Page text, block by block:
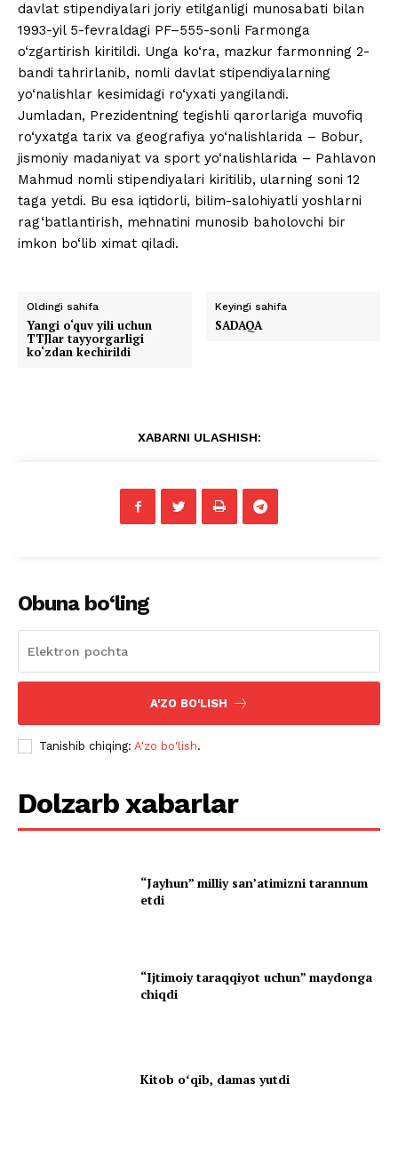
davlat stipendiyalari joriy etilganligi munosabati bilan
1993-yil 5-fevraldagi PF–555-sonli Farmonga
o‘zgartirish kiritildi. Unga ko‘ra, mazkur farmonning 2-
bandi tahrirlanib, nomli davlat stipendiyalarning
yo‘nalishlar kesimidagi ro‘yxati yangilandi.
Jumladan, Prezidentning tegishli qarorlariga muvofiq
ro‘yxatga tarix va geografiya yo‘nalishlarida – Bobur,
jismoniy madaniyat va sport yo‘nalishlarida – Pahlavon
Mahmud nomli stipendiyalari kiritilib, ularning soni 12
taga yetdi. Bu esa iqtidorli, bilim-salohiyatli yoshlarni
rag‘batlantirish, mehnatini munosib baholovchi bir
imkon bo‘lib ximat qiladi.
Oldingi sahifa
Yangi o‘quv yili uchun
TTJlar tayyorgarligi
ko‘zdan kechirildi
Keyingi sahifa
SADAQA
XABARNI ULASHISH:
Obuna bo‘ling
A'ZO BO'LISH
Tanishib chiqing: A'zo bo'lish.
Dolzarb xabarlar
“Jayhun” milliy san’atimizni tarannum
etdi
“Ijtimoiy taraqqiyot uchun” maydonga
chiqdi
Kitob oʻqib, damas yutdi